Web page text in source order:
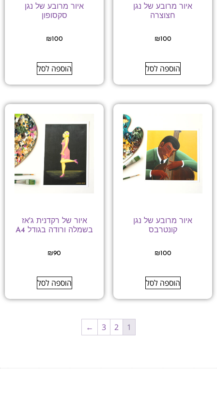
איור מרובע של נגן
חצוצרה
₪100
הוספה לסל
איור מרובע של נגן
סקסופון
₪100
הוספה לסל
איור מרובע של נגן
קונטרבס
₪100
הוספה לסל
איור של רקדנית ג'אז
בשמלה ורודה בגודל A4
₪90
הוספה לסל
1
2
3
←